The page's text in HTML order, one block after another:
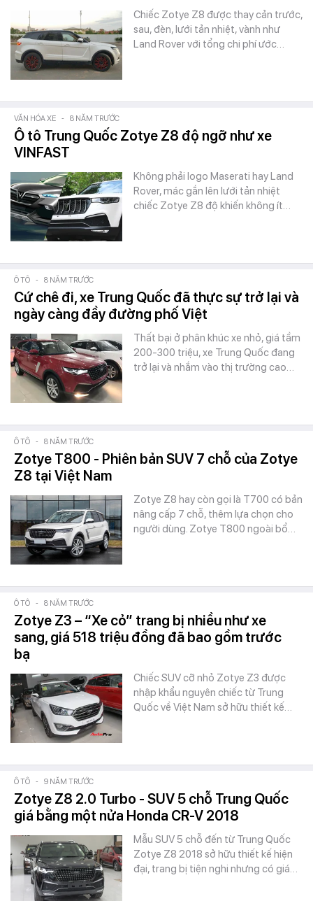
Chiếc Zotye Z8 được thay cản trước,
sau, đèn, lưới tản nhiệt, vành như
Land Rover với tổng chi phí ước…
VĂN HÓA XE - 8 NĂM TRƯỚC
Ô tô Trung Quốc Zotye Z8 độ ngỡ như xe
VINFAST
Không phải logo Maserati hay Land
Rover, mác gắn lên lưới tản nhiệt
chiếc Zotye Z8 độ khiến không ít…
Ô TÔ - 8 NĂM TRƯỚC
Cứ chê đi, xe Trung Quốc đã thực sự trở lại và
ngày càng đầy đường phố Việt
Thất bại ở phân khúc xe nhỏ, giá tầm
200-300 triệu, xe Trung Quốc đang
trở lại và nhắm vào thị trường cao…
Ô TÔ - 8 NĂM TRƯỚC
Zotye T800 - Phiên bản SUV 7 chỗ của Zotye
Z8 tại Việt Nam
Zotye Z8 hay còn gọi là T700 có bản
nâng cấp 7 chỗ, thêm lựa chọn cho
người dùng. Zotye T800 ngoài bổ…
Ô TÔ - 8 NĂM TRƯỚC
Zotye Z3 – “Xe cỏ” trang bị nhiều như xe
sang, giá 518 triệu đồng đã bao gồm trước
bạ
Chiếc SUV cỡ nhỏ Zotye Z3 được
nhập khẩu nguyên chiếc từ Trung
Quốc về Việt Nam sở hữu thiết kế…
Ô TÔ - 9 NĂM TRƯỚC
Zotye Z8 2.0 Turbo - SUV 5 chỗ Trung Quốc
giá bằng một nửa Honda CR-V 2018
Mẫu SUV 5 chỗ đến từ Trung Quốc
Zotye Z8 2018 sở hữu thiết kế hiện
đại, trang bị tiện nghi nhưng có giá…